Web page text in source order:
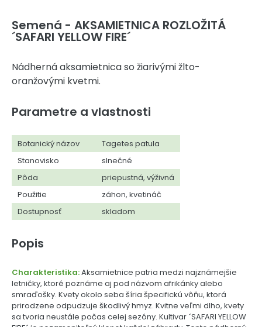
Semená - AKSAMIETNICA ROZLOŽITÁ
´SAFARI YELLOW FIRE´
Nádherná aksamietnica so žiarivými žlto-
oranžovými kvetmi.
Parametre a vlastnosti
Botanický názov
Tagetes patula
Stanovisko
slnečné
Pôda
priepustná, výživná
Použitie
záhon, kvetináč
Dostupnosť
skladom
Popis
Charakteristika:Aksamietnice patria medzi najznámejšie
letničky, ktoré poznáme aj pod názvom afrikánky alebo
smraďošky. Kvety okolo seba šíria špecifickú vôňu, ktorá
prirodzene odpudzuje škodlivý hmyz. Kvitne veľmi dlho, kvety
sa tvoria neustále počas celej sezóny. Kultivar ´SAFARI YELLOW